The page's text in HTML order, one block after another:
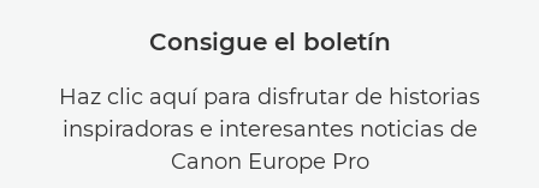
Consigue el boletín
Haz clic aquí para disfrutar de historias
inspiradoras e interesantes noticias de
Canon Europe Pro